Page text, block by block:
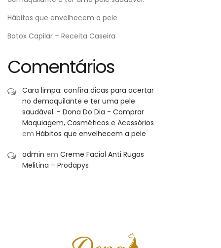
Hábitos que envelhecem a pele
Botox Capilar – Receita Caseira
Comentários
Cara limpa: confira dicas para acertar
no demaquilante e ter uma pele
saudável. - Dona Do Dia - Comprar
Maquiagem, Cosméticos e Acessórios
em Hábitos que envelhecem a pele
admin em Creme Facial Anti Rugas
Melitina – Prodapys